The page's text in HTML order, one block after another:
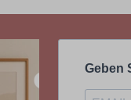
Geben